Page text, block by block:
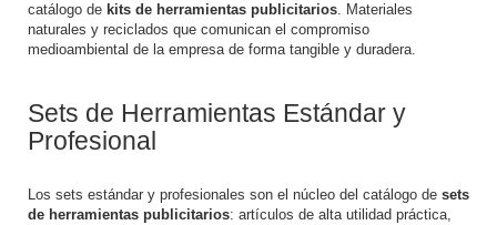
catálogo de kits de herramientas publicitarios. Materiales
naturales y reciclados que comunican el compromiso
medioambiental de la empresa de forma tangible y duradera.
Sets de Herramientas Estándar y
Profesional
Los sets estándar y profesionales son el núcleo del catálogo de sets
de herramientas publicitarios: artículos de alta utilidad práctica,